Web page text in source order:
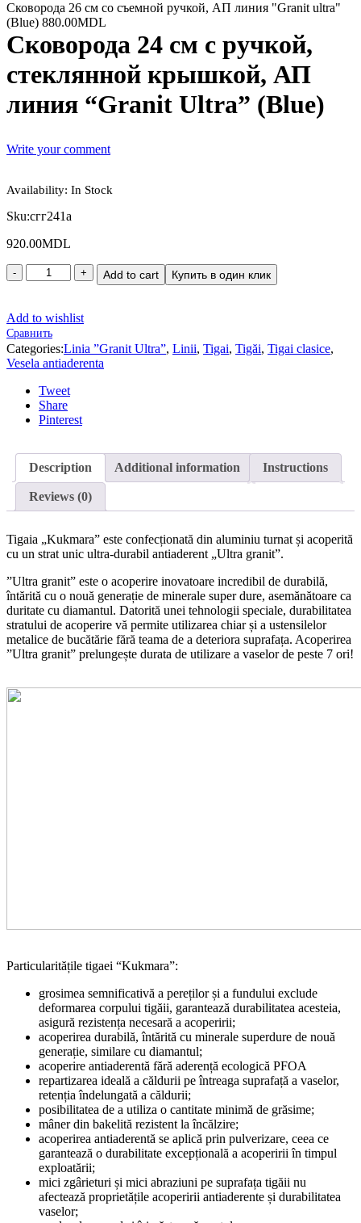
Сковорода 26 см со съемной ручкой, АП линия "Granit ultra"
(Blue) 880.00MDL
Сковорода 24 см с ручкой,
стеклянной крышкой, АП
линия “Granit Ultra” (Blue)
Write your comment
Availability: In Stock
Sku:сгг241а
920.00MDL
Add to cart Купить в один клик
Add to wishlist
Сравнить
Categories:Linia ”Granit Ultra”, Linii, Tigai, Tigăi, Tigai clasice,
Vesela antiaderenta
Tweet
Share
Pinterest
Description Additional information Instructions
Reviews (0)
Tigaia „Kukmara” este confecționată din aluminiu turnat și acoperită
cu un strat unic ultra-durabil antiaderent „Ultra granit”.
”Ultra granit” este o acoperire inovatoare incredibil de durabilă,
întărită cu o nouă generație de minerale super dure, asemănătoare ca
duritate cu diamantul. Datorită unei tehnologii speciale, durabilitatea
stratului de acoperire vă permite utilizarea chiar și a ustensilelor
metalice de bucătărie fără teama de a deteriora suprafața. Acoperirea
”Ultra granit” prelungește durata de utilizare a vaselor de peste 7 ori!
Particularitățile tigaei “Kukmara”:
grosimea semnificativă a pereților și a fundului exclude
deformarea corpului tigăii, garantează durabilitatea acesteia,
asigură rezistența necesară a acoperirii;
acoperirea durabilă, întărită cu minerale superdure de nouă
generație, similare cu diamantul;
acoperire antiaderentă fără aderență ecologică PFOA
repartizarea ideală a căldurii pe întreaga suprafață a vaselor,
retenția îndelungată a căldurii;
posibilitatea de a utiliza o cantitate minimă de grăsime;
mâner din bakelită rezistent la încălzire;
acoperirea antiaderentă se aplică prin pulverizare, ceea ce
garantează o durabilitate excepțională a acoperirii în timpul
exploatării;
mici zgârieturi și mici abraziuni pe suprafața tigăii nu
afectează proprietățile acoperirii antiaderente și durabilitatea
vaselor;